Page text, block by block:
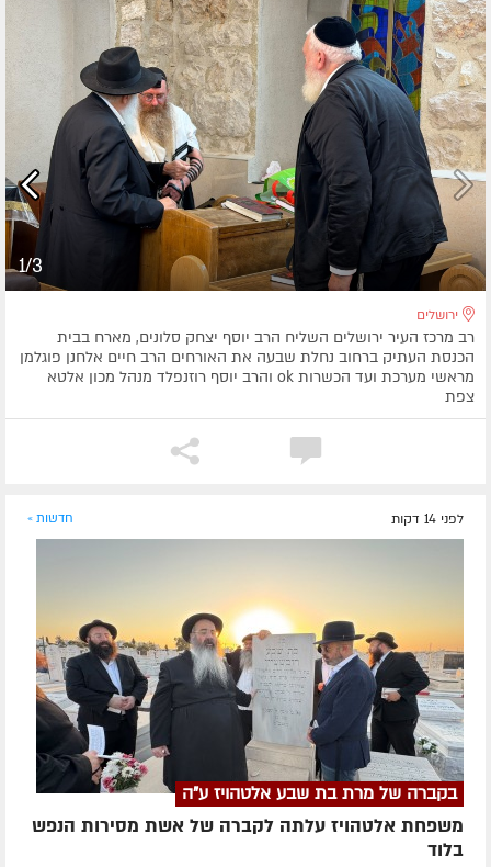
1/3
ירושלים
רב מרכז העיר ירושלים השליח הרב יוסף יצחק סלונים, מארח בבית
הכנסת העתיק ברחוב נחלת שבעה את האורחים הרב חיים אלחנן פוגלמן
מראשי מערכת ועד הכשרות ok והרב יוסף רוזנפלד מנהל מכון אלטא
צפת
לפני 14 דקות חדשות »
בקברה של מרת בת שבע אלטהויז ע"ה
משפחת אלטהויז עלתה לקברה של אשת מסירות הנפש
בלוד